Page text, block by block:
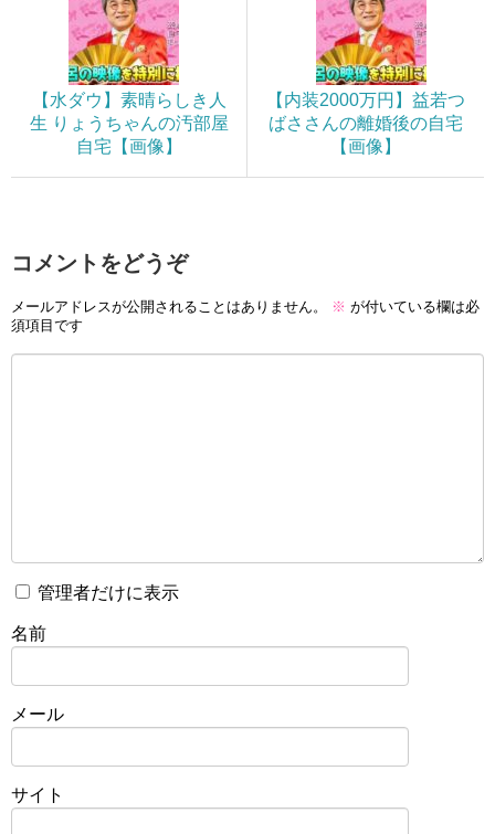
【水ダウ】素晴らしき人
生 りょうちゃんの汚部屋
自宅【画像】
【内装2000万円】益若つ
ばささんの離婚後の自宅
【画像】
コメントをどうぞ
メールアドレスが公開されることはありません。 ※ が付いている欄は必
須項目です
管理者だけに表示
名前
メール
サイト